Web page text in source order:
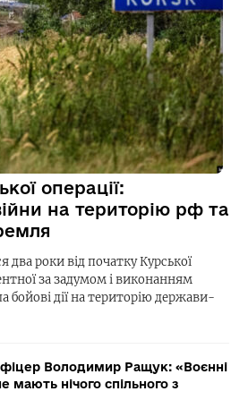
операції:
на територію рф та
два роки від початку Курської
за задумом і виконанням
бойові дії на територію держави-
Володимир Ращук: «Воєнні
мають нічого спільного з